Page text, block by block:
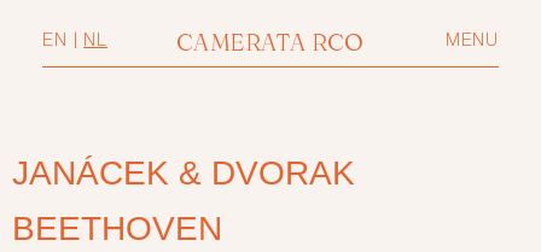
CAMERATA RCO
EN NL MENU
JANÁCEK & DVORAK
BEETHOVEN